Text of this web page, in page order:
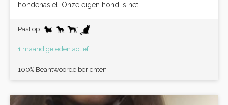
hondenasiel .Onze eigen hond is net...
Past op:
1 maand geleden actief
100% Beantwoorde berichten